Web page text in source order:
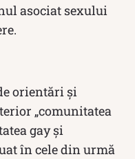
asociat sexului
orientări și
„comunitatea
gay și
în cele din urmă